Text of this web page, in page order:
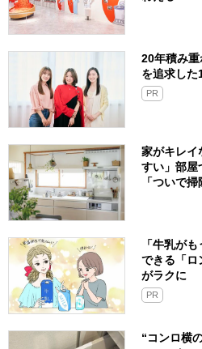
20年積み重
を追求した
PR
家がキレイ
すい」部屋
「ついで
「牛乳が
できる「ロ
がラクに
PR
“コンロ横